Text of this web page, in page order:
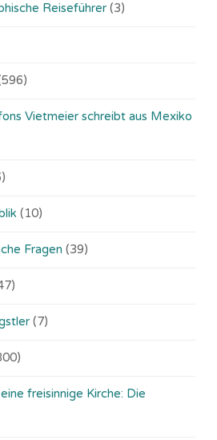
Reiseführer (3)
Vietmeier schreibt aus Mexiko
(10)
Fragen (39)
(7)
freisinnige Kirche: Die